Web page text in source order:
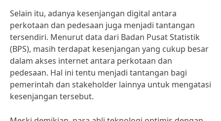
Selain itu, adanya kesenjangan digital antara
perkotaan dan pedesaan juga menjadi tantangan
tersendiri. Menurut data dari Badan Pusat Statistik
(BPS), masih terdapat kesenjangan yang cukup besar
dalam akses internet antara perkotaan dan
pedesaan. Hal ini tentu menjadi tantangan bagi
pemerintah dan stakeholder lainnya untuk mengatasi
kesenjangan tersebut.